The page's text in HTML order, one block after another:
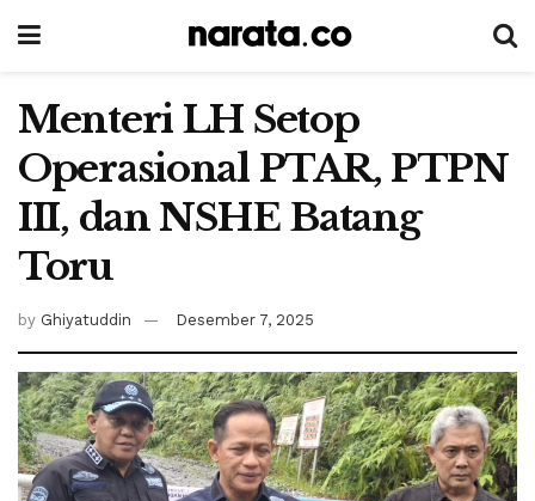
Menteri LH Setop
Operasional PTAR, PTPN
III, dan NSHE Batang
Toru
by Ghiyatuddin Desember 7, 2025